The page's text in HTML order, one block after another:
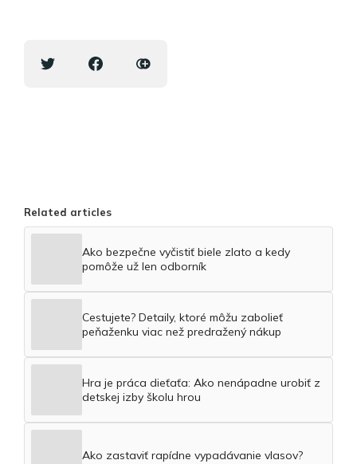
Related articles
Ako bezpečne vyčistiť biele zlato a kedy
pomôže už len odborník
Cestujete? Detaily, ktoré môžu zabolieť
peňaženku viac než predražený nákup
Hra je práca dieťaťa: Ako nenápadne urobiť z
detskej izby školu hrou
Ako zastaviť rapídne vypadávanie vlasov?